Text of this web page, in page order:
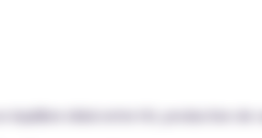
idéal entre hit, production de